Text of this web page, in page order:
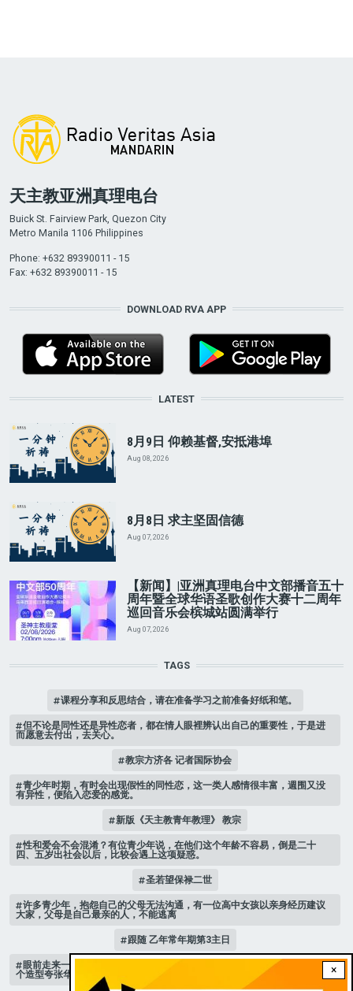
×
天主教亚洲真理电台
Buick St. Fairview Park, Quezon City
Metro Manila 1106 Philippines
Phone: +632 89390011 - 15
Fax: +632 89390011 - 15
DOWNLOAD RVA APP
LATEST
8月9日 仰赖基督,安抵港埠
Aug 08, 2026
8月8日 求主坚固信德
Aug 07, 2026
【新闻】|亚洲真理电台中文部播音五十
周年暨全球华语圣歌创作大赛十二周年
巡回音乐会槟城站圆满举行
Aug 07, 2026
TAGS
课程分享和反思结合，请在准备学习之前准备好纸和笔。
但不论是同性还是异性恋者，都在情人眼裡辨认出自己的重要性，于是进
而愿意去付出，去关心。
教宗方济各 记者国际协会
青少年时期，有时会出现假性的同性恋，这一类人感情很丰富，週围又没
有异性，便陷入恋爱的感觉。
新版《天主教青年教理》 教宗
性和爱会不会混淆？有位青少年说，在他们这个年龄不容易，倒是二十
四、五岁出社会以后，比较会遇上这项疑惑。
圣若望保禄二世
许多青少年，抱怨自己的父母无法沟通，有一位高中女孩以亲身经历建议
大家，父母是自己最亲的人，不能逃离
跟随 乙年常年期第3主日
眼前走来一位魔女，可爱的妖媚中带点邪恶，身上穿著宫廷的小丑服，整
个造型夸张华丽，非常特殊。